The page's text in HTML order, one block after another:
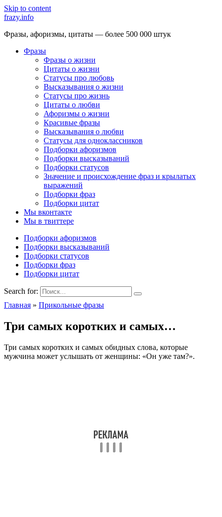
Skip to content
frazy.info
Фразы, афоризмы, цитаты — более 500 000 штук
Фразы
Фразы о жизни
Цитаты о жизни
Статусы про любовь
Высказывания о жизни
Статусы про жизнь
Цитаты о любви
Афоризмы о жизни
Красивые фразы
Высказывания о любви
Статусы для одноклассников
Подборки афоризмов
Подборки высказываний
Подборки статусов
Значение и происхождение фраз и крылатых
выражений
Подборки фраз
Подборки цитат
Мы вконтакте
Мы в твиттере
Подборки афоризмов
Подборки высказываний
Подборки статусов
Подборки фраз
Подборки цитат
Search for:
Главная » Прикольные фразы
Три самых коротких и самых…
Три самых коротких и самых обидных слова, которые
мужчина может услышать от женщины: «Он уже там?».